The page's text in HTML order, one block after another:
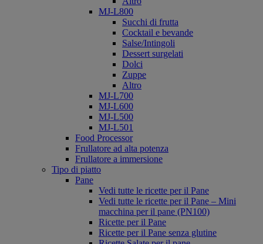
MJ-L800
Succhi di frutta
Cocktail e bevande
Salse/Intingoli
Dessert surgelati
Dolci
Zuppe
Altro
MJ-L700
MJ-L600
MJ-L500
MJ-L501
Food Processor
Frullatore ad alta potenza
Frullatore a immersione
Tipo di piatto
Pane
Vedi tutte le ricette per il Pane
Vedi tutte le ricette per il Pane – Mini
macchina per il pane (PN100)
Ricette per il Pane
Ricette per il Pane senza glutine